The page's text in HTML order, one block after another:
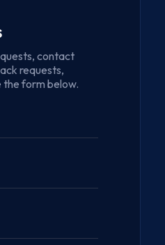
contact
requests,
form below.